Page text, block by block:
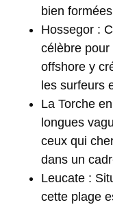
bien
Hossegor :
célèbre
offshore y
les surfeurs
La Torche
longues
ceux qui
dans un
Leucate :
cette plage